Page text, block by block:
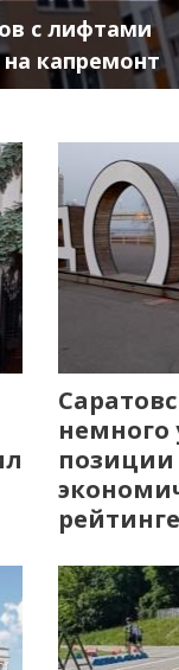
с лифтами
капремонт
позиции
рейтинге